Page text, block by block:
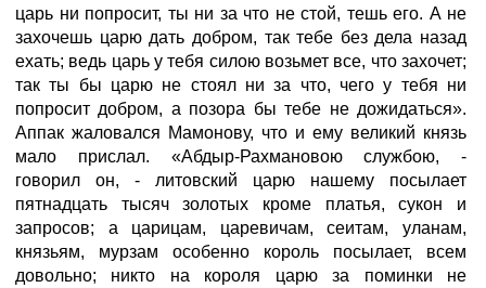
царь ни попросит, ты ни за что не стой, тешь его. А не
захочешь царю дать добром, так тебе без дела назад
ехать; ведь царь у тебя силою возьмет все, что захочет;
так ты бы царю не стоял ни за что, чего у тебя ни
попросит добром, а позора бы тебе не дожидаться».
Аппак жаловался Мамонову, что и ему великий князь
мало прислал. «Абдыр-Рахмановою службою, -
говорил он, - литовский царю нашему посылает
пятнадцать тысяч золотых кроме платья, сукон и
запросов; а царицам, царевичам, сеитам, уланам,
князьям, мурзам особенно король посылает, всем
довольно; никто на короля царю за поминки не